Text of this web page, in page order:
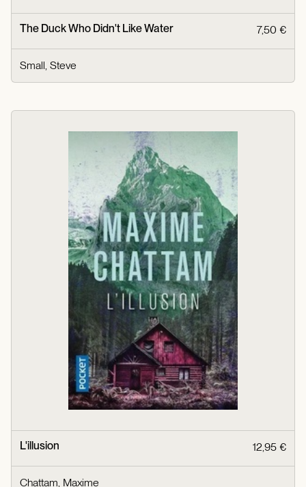
The Duck Who Didn't Like Water 7,50 €
Small, Steve
L'illusion 12,95 €
Chattam, Maxime